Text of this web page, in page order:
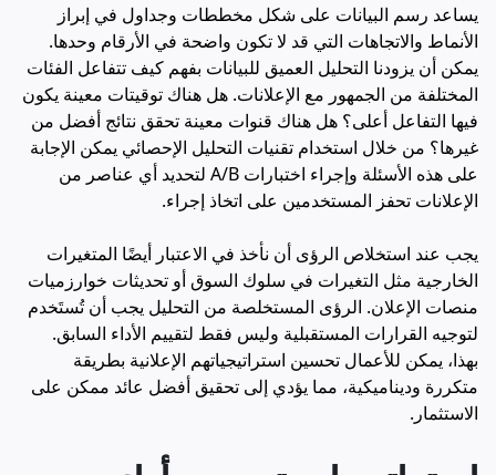
يساعد رسم البيانات على شكل مخططات وجداول في إبراز
الأنماط والاتجاهات التي قد لا تكون واضحة في الأرقام وحدها.
يمكن أن يزودنا التحليل العميق للبيانات بفهم كيف تتفاعل الفئات
المختلفة من الجمهور مع الإعلانات. هل هناك توقيتات معينة يكون
فيها التفاعل أعلى؟ هل هناك قنوات معينة تحقق نتائج أفضل من
غيرها؟ من خلال استخدام تقنيات التحليل الإحصائي يمكن الإجابة
على هذه الأسئلة وإجراء اختبارات A/B لتحديد أي عناصر من
الإعلانات تحفز المستخدمين على اتخاذ إجراء.
يجب عند استخلاص الرؤى أن نأخذ في الاعتبار أيضًا المتغيرات
الخارجية مثل التغيرات في سلوك السوق أو تحديثات خوارزميات
منصات الإعلان. الرؤى المستخلصة من التحليل يجب أن تُستَخدم
لتوجيه القرارات المستقبلية وليس فقط لتقييم الأداء السابق.
بهذا، يمكن للأعمال تحسين استراتيجياتهم الإعلانية بطريقة
متكررة وديناميكية، مما يؤدي إلى تحقيق أفضل عائد ممكن على
الاستثمار.